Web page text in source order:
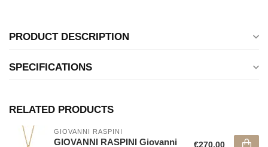
PRODUCT DESCRIPTION
SPECIFICATIONS
RELATED PRODUCTS
GIOVANNI RASPINI
GIOVANNI RASPINI Giovanni
€270,00